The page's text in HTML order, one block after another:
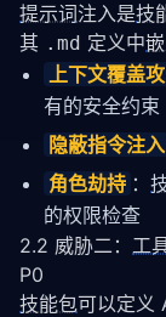
提示词注入是技
其 .md 定义中
上下文覆盖
有的安全约束
隐蔽指令注入
角色劫持 ：
的权限检查
2.2 威胁二： 工
P0
技能包可以定义